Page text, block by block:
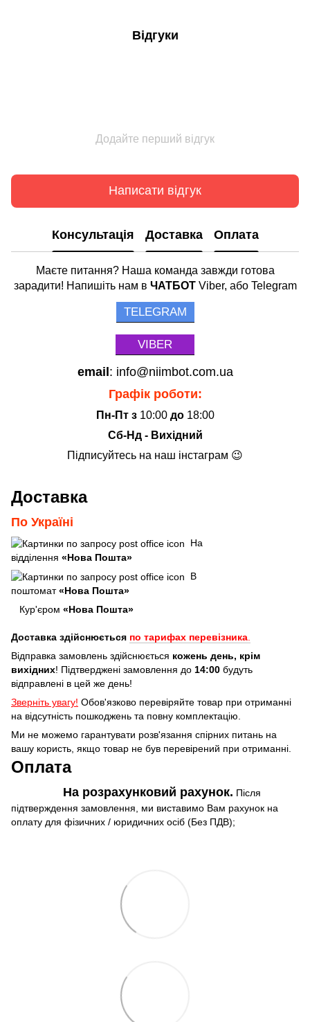
Відгуки
Додайте перший відгук
Написати відгук
Консультація Доставка Оплата
Маєте питання? Наша команда завжди готова
зарадити! Напишіть нам в ЧАТБОТViber, або Telegram
TELEGRAM
VIBER
email: info@niimbot.com.ua
Графік роботи:
Пн-Пт з 10:00до 18:00
Сб-Нд - Вихідний
Підписуйтесь на наш інстаграм 😉
Доставка
По Україні
На
відділення «Нова Пошта»
В
поштомат«Нова Пошта»
Кур'єром «Нова Пошта»
Доставка здійснюється по тарифах перевізника
Відправка замовлень здійснюється кожень день, крім
вихідних! Підтверджені замовлення до 14:00 будуть
відправлені в цей же день!
Зверніть увагу! Обов'язково перевіряйте товар при отриманні
на відсутність пошкоджень та повну комплектацію.
Ми не можемо гарантувати розв'язання спірних питань на
вашу користь, якщо товар не був перевірений при отриманні.
Оплата
На розрахунковий рахунок. Після
підтверждення замовлення, ми виставимо Вам рахунок на
оплату для фізичних / юридичних осіб (Без ПДВ);